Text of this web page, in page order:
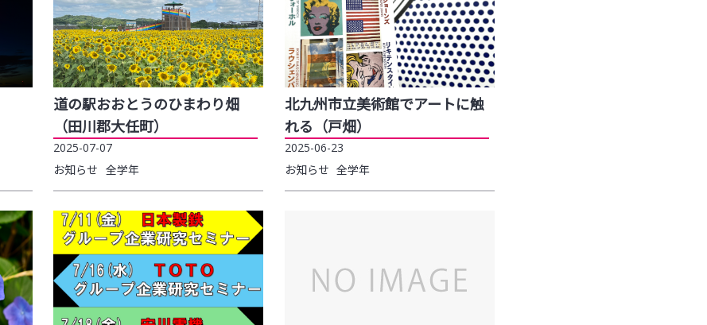
道の駅おおとうのひまわり畑
（田川郡大任町）
2025-07-07
お知らせ 全学年
北九州市立美術館でアートに触
れる（戸畑）
2025-06-23
お知らせ 全学年